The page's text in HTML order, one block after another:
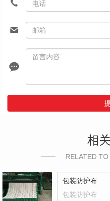
相
RELATED
包装防护布
包装防护布